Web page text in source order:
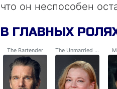
что он неспособен
В ГЛАВНЫХ
The Bartender The Unmarried Mother